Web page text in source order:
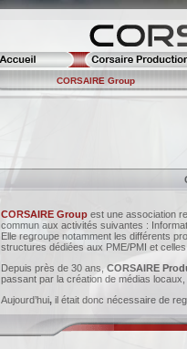
CORSAIRE Group
CORSAIRE Group est une association
commun aux activités suivantes :
Elle regroupe notamment les différents
structures dédiées aux PME/PMI et
Depuis près de 30 ans, CORSAIRE
passant par la création de médias
Aujourd’hui, il était donc nécessaire de